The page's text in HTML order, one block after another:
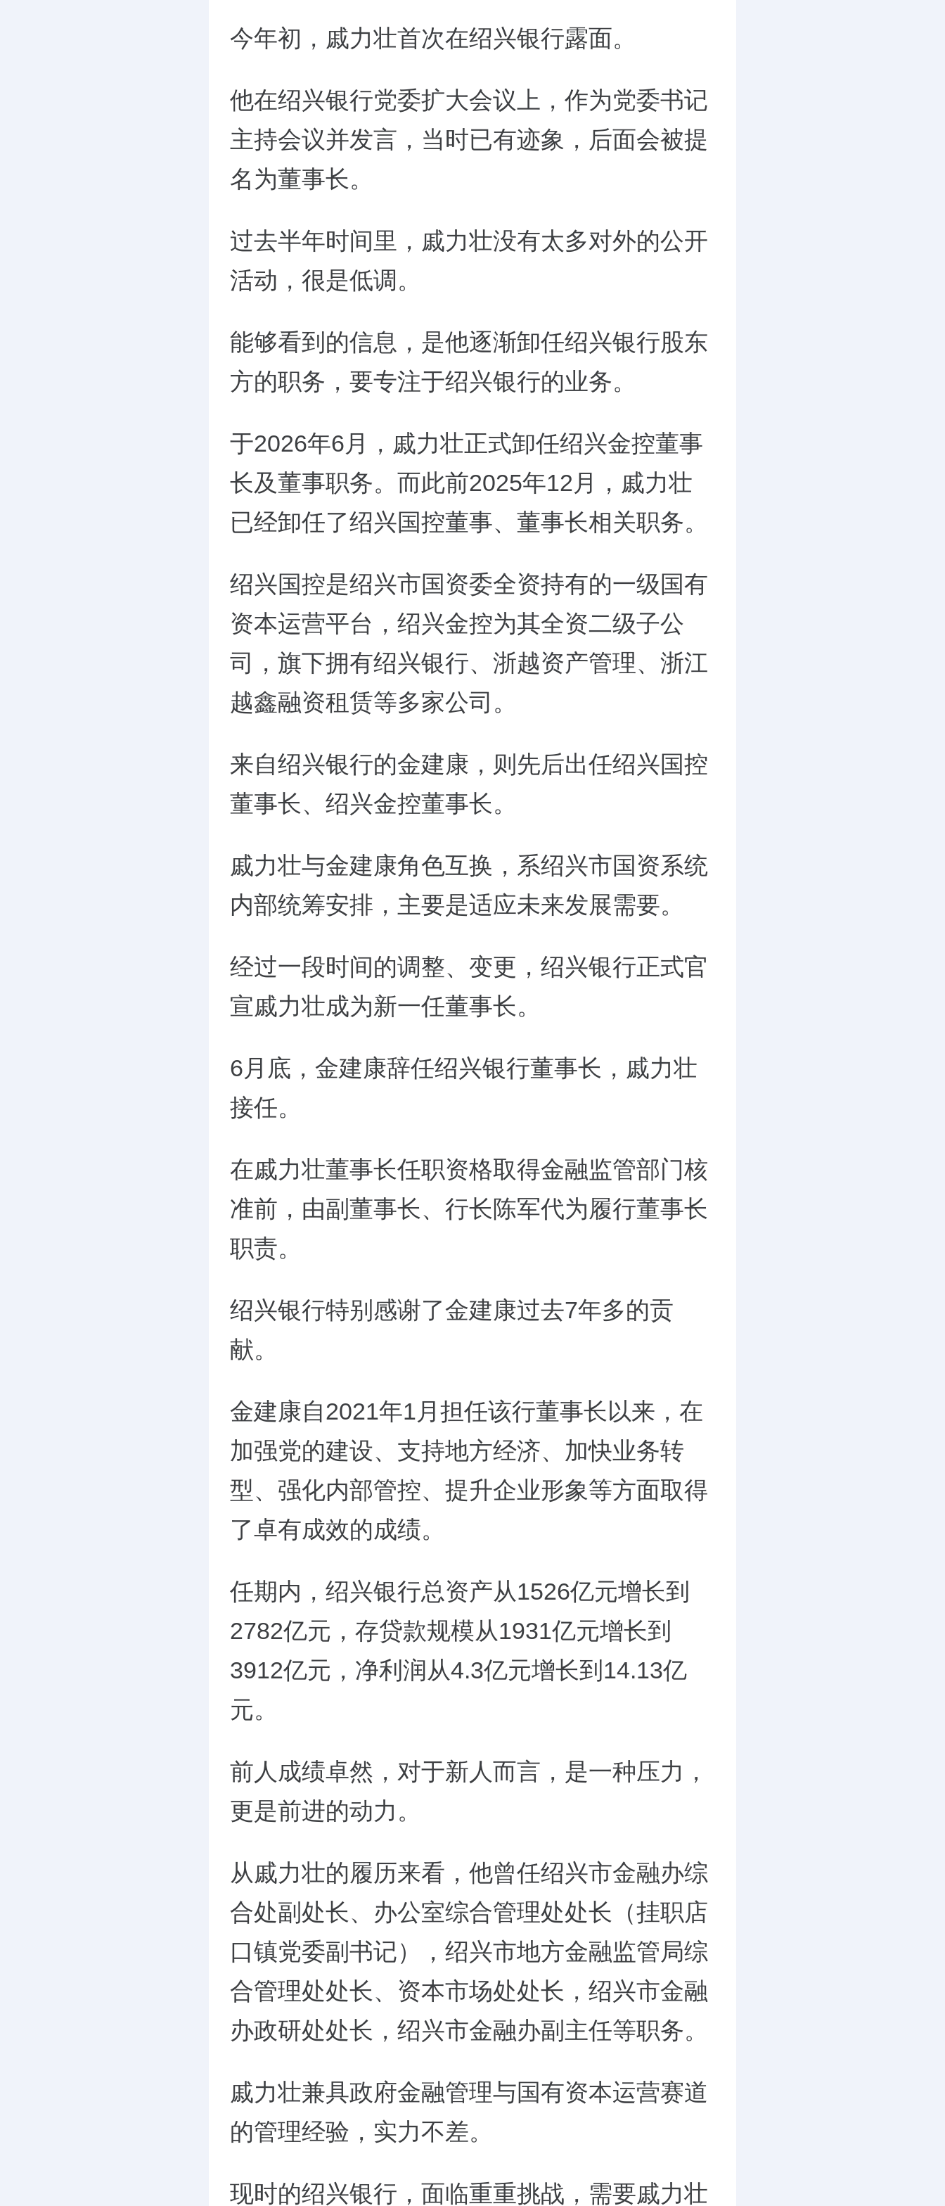
今年初，戚力壮首次在绍兴银行露面。
他在绍兴银行党委扩大会议上，作为党委书记
主持会议并发言，当时已有迹象，后面会被提
名为董事长。
过去半年时间里，戚力壮没有太多对外的公开
活动，很是低调。
能够看到的信息，是他逐渐卸任绍兴银行股东
方的职务，要专注于绍兴银行的业务。
于2026年6月，戚力壮正式卸任绍兴金控董事
长及董事职务。而此前2025年12月，戚力壮
已经卸任了绍兴国控董事、董事长相关职务。
绍兴国控是绍兴市国资委全资持有的一级国有
资本运营平台，绍兴金控为其全资二级子公
司，旗下拥有绍兴银行、浙越资产管理、浙江
越鑫融资租赁等多家公司。
来自绍兴银行的金建康，则先后出任绍兴国控
董事长、绍兴金控董事长。
戚力壮与金建康角色互换，系绍兴市国资系统
内部统筹安排，主要是适应未来发展需要。
经过一段时间的调整、变更，绍兴银行正式官
宣戚力壮成为新一任董事长。
6月底，金建康辞任绍兴银行董事长，戚力壮
接任。
在戚力壮董事长任职资格取得金融监管部门核
准前，由副董事长、行长陈军代为履行董事长
职责。
绍兴银行特别感谢了金建康过去7年多的贡
献。
金建康自2021年1月担任该行董事长以来，在
加强党的建设、支持地方经济、加快业务转
型、强化内部管控、提升企业形象等方面取得
了卓有成效的成绩。
任期内，绍兴银行总资产从1526亿元增长到
2782亿元，存贷款规模从1931亿元增长到
3912亿元，净利润从4.3亿元增长到14.13亿
元。
前人成绩卓然，对于新人而言，是一种压力，
更是前进的动力。
从戚力壮的履历来看，他曾任绍兴市金融办综
合处副处长、办公室综合管理处处长（挂职店
口镇党委副书记），绍兴市地方金融监管局综
合管理处处长、资本市场处处长，绍兴市金融
办政研处处长，绍兴市金融办副主任等职务。
戚力壮兼具政府金融管理与国有资本运营赛道
的管理经验，实力不差。
现时的绍兴银行，面临重重挑战，需要戚力壮